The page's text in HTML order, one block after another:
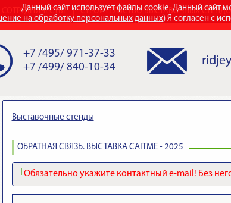
Данный сайт использует файлы cookie. Данный сайт
на обработку персональных данных) Я согласен с
СТРОИТЕЛЬСТВО ВЫСТАВОЧНЫХ
+7 /495/ 971-37-33
+7 /499/ 840-10-34
Выставочные стенды
ОБРАТНАЯ СВЯЗЬ. ВЫСТАВКА CAITME - 2025
Обязательно укажите контактный e-mail! Без